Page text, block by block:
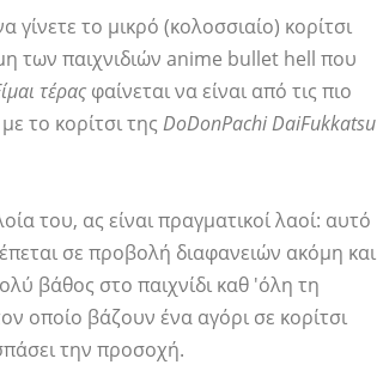
το μικρό (κολοσσιαίο) κορίτσι
των παιχνιδιών anime bullet hell που
τέρας φαίνεται να είναι από τις πιο
το κορίτσι της DoDonPachi DaiFukkatsu
του, ας είναι πραγματικοί λαοί: αυτό
σε προβολή διαφανειών ακόμη και
βάθος στο παιχνίδι καθ 'όλη τη
οποίο βάζουν ένα αγόρι σε κορίτσι
την προσοχή.